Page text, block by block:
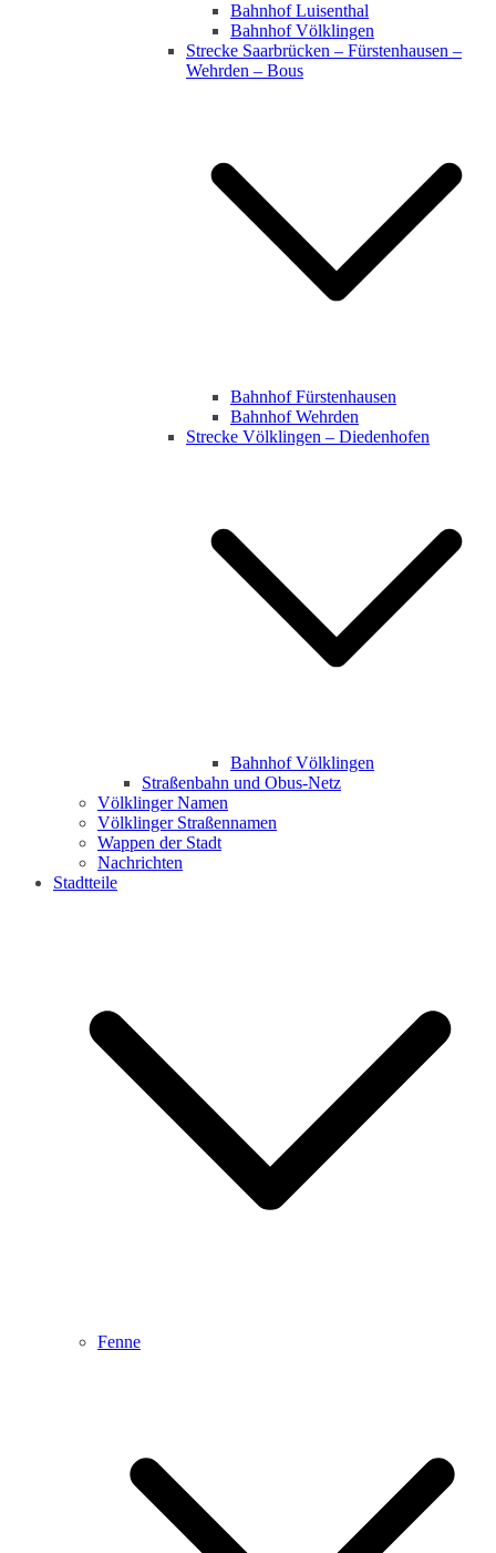
Bahnhof Luisenthal
Bahnhof Völklingen
Strecke Saarbrücken – Fürstenhausen –
Wehrden – Bous
Bahnhof Fürstenhausen
Bahnhof Wehrden
Strecke Völklingen – Diedenhofen
Bahnhof Völklingen
Straßenbahn und Obus-Netz
Völklinger Namen
Völklinger Straßennamen
Wappen der Stadt
Nachrichten
Stadtteile
Fenne